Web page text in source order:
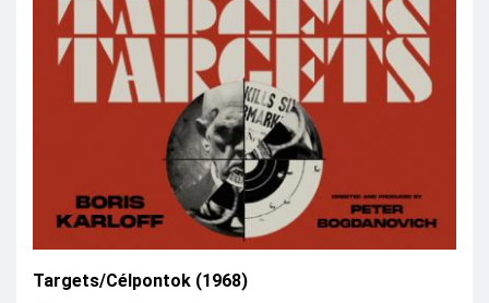
Targets/Célpontok (1968)